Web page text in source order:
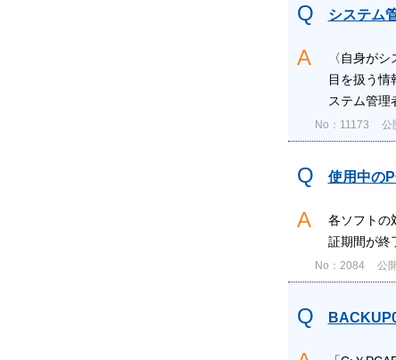
システム
〈自身が
目を扱う情
ステム管理
No：11173 公
使用中の
各ソフトの
証期間が終
No：2084 公